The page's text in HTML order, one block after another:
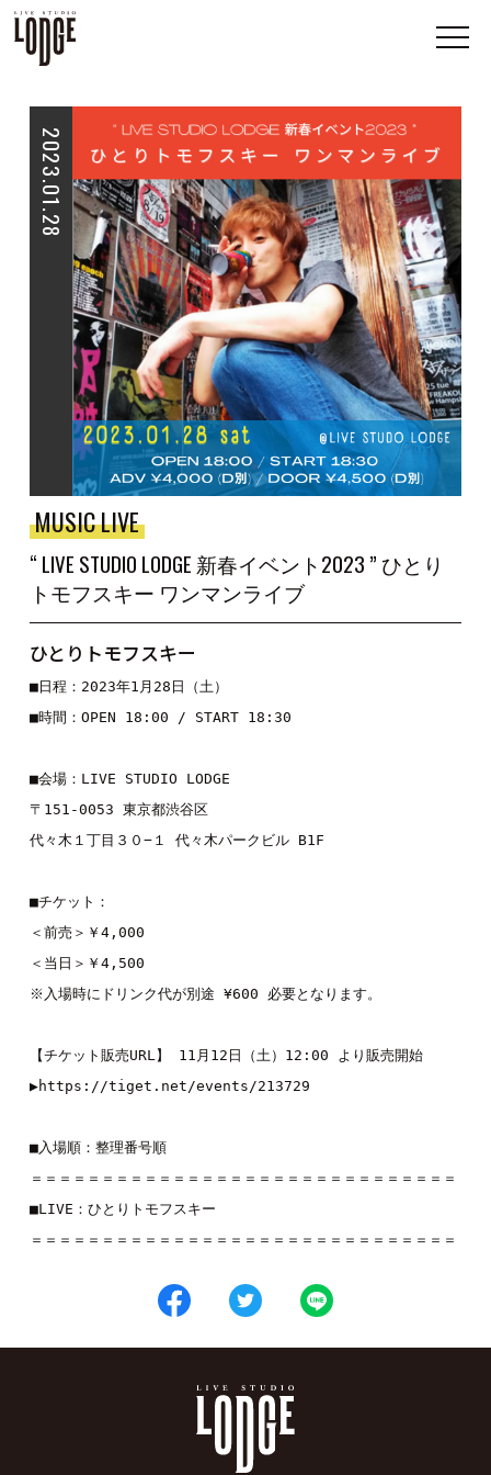
2023.01.28
MUSIC LIVE
“ LIVE STUDIO LODGE 新春イベント2023 ” ひとり
トモフスキー ワンマンライブ
ひとりトモフスキー
■日程：2023年1月28日（土）
■時間：OPEN 18:00 / START 18:30
■会場：LIVE STUDIO LODGE
〒151-0053 東京都渋谷区
代々木１丁目３０−１ 代々木パークビル B1F
■チケット：
＜前売＞￥4,000
＜当日＞￥4,500
※入場時にドリンク代が別途 ¥600 必要となります。
【チケット販売URL】 11月12日（土）12:00 より販売開始
▶︎https://tiget.net/events/213729
■入場順：整理番号順
＝＝＝＝＝＝＝＝＝＝＝＝＝＝＝＝＝＝＝＝＝＝＝＝＝＝＝＝＝＝
■LIVE： ひとりトモフスキー
＝＝＝＝＝＝＝＝＝＝＝＝＝＝＝＝＝＝＝＝＝＝＝＝＝＝＝＝＝＝